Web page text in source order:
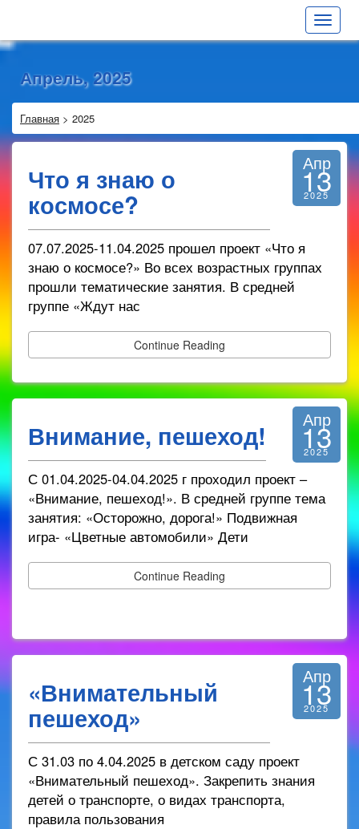
Toggle
Апрель, 2025
Главная > 2025
Что я знаю о
космосе?
Апр
13
2025
07.07.2025-11.04.2025 прошел проект «Что я
знаю о космосе?» Во всех возрастных группах
прошли тематические занятия. В средней
группе «Ждут нас
Continue Reading
Внимание, пешеход! Апр
13
2025
С 01.04.2025-04.04.2025 г проходил проект –
«Внимание, пешеход!». В средней группе тема
занятия: «Осторожно, дорога!» Подвижная
игра- «Цветные автомобили» Дети
Continue Reading
«Внимательный
пешеход»
Апр
13
2025
С 31.03 по 4.04.2025 в детском саду проект
«Внимательный пешеход». Закрепить знания
детей о транспорте, о видах транспорта,
правила пользования